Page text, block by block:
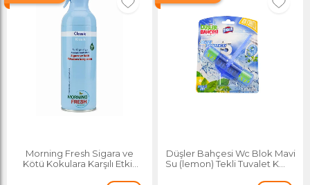
Morning Fresh Sigara ve
Kötü Kokulara Karşılı Etkili
Düşler Bahçesi Wc Blok Mavi
Su (lemon) Tekli Tuvalet Koku